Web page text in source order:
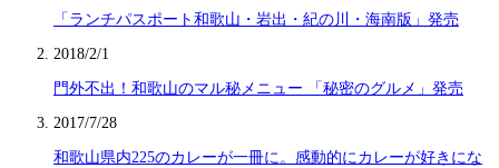
「ランチパスポート和歌山・岩出・紀の川・海南版」発売
2018/2/1
門外不出！和歌山のマル秘メニュー 「秘密のグルメ」発売
2017/7/28
和歌山県内225のカレーが一冊に。感動的にカレーが好きにな